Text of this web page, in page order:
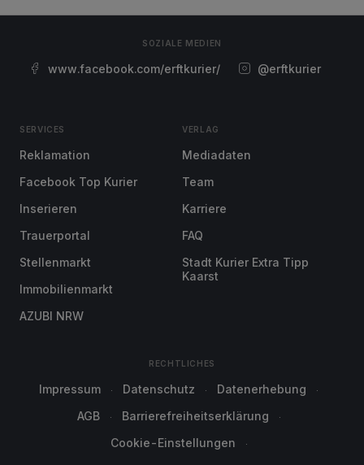
SOZIALE MEDIEN
www.facebook.com/erftkurier/ @erftkurier
SERVICES
Reklamation
Facebook Top Kurier
Inserieren
Trauerportal
Stellenmarkt
Immobilienmarkt
AZUBI NRW
VERLAG
Mediadaten
Team
Karriere
FAQ
Stadt Kurier Extra Tipp
Kaarst
RECHTLICHES
Impressum Datenschutz
Datenerhebung
AGB
Barrierefreiheitserklärung
Cookie-Einstellungen